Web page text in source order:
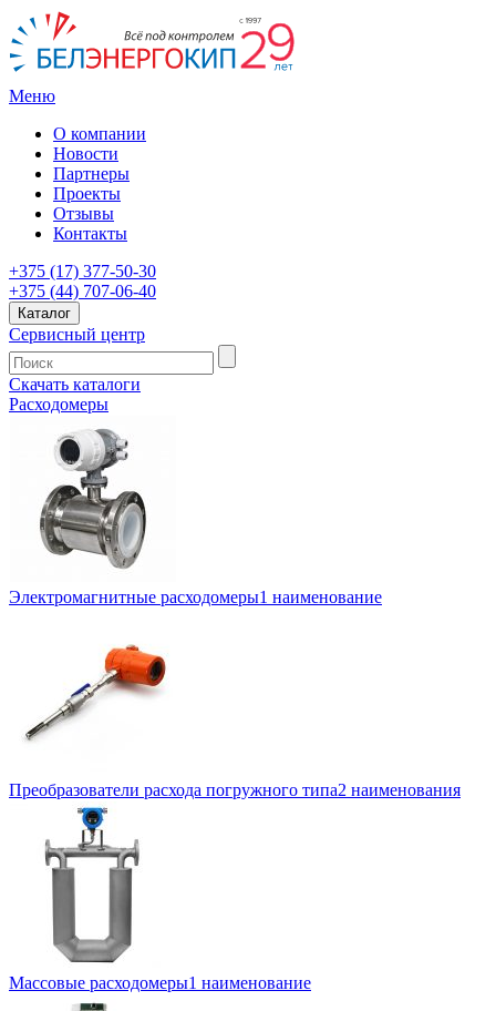
Меню
О компании
Новости
Партнеры
Проекты
Отзывы
Контакты
+375 (17) 377-50-30
+375 (44) 707-06-40
Каталог
Сервисный центр
Скачать каталоги
Расходомеры
Электромагнитные расходомеры1 наименование
Преобразователи расхода погружного типа2 наименования
Массовые расходомеры1 наименование